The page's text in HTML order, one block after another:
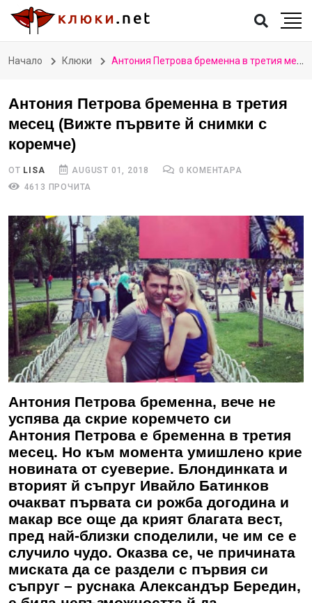
Начало Клюки Антония Петрова бременна в третия месец (Вижте първите й снимки с коремче)
Антония Петрова бременна в третия
месец (Вижте първите й снимки с
коремче)
ОТ LISA AUGUST 01, 2018
0 КОМЕНТАРА
4613 ПРОЧИТА
Антония Петрова бременна, вече не
успява да скрие коремчето си
Антония Петрова е бременна в третия
месец. Но към момента умишлено крие
новината от суеверие. Блондинката и
вторият й съпруг Ивайло Батинков
очакват първата си рожба догодина и
макар все още да крият благата вест,
пред най-близки споделили, че им се е
случило чудо. Оказва се, че причината
миската да се раздели с първия си
съпруг – руснака Александър Бередин,